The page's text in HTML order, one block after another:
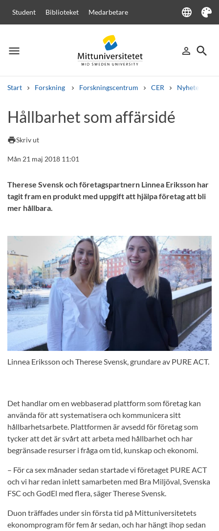
Student Biblioteket Medarbetare language
Language
Tema
menu
Meny person_outline
Logga in
search
Sök
Start Forskning Forskningscentrum CER Nyheter från
Andra söktjänster
Kurser och program
Hållbarhet som affärsidé
printSkriv ut
Mån 21 maj 2018 11:01
Therese Svensk och företagspartnern Linnea Eriksson har
tagit fram en produkt med uppgift att hjälpa företag att bli
mer hållbara.
Linnea Eriksson och Therese Svensk, grundare av PURE ACT.
Det handlar om en webbaserad plattform som företag kan
använda för att systematisera och kommunicera sitt
hållbarhetsarbete. Plattformen är avsedd för företag som
tycker att det är svårt att arbeta med hållbarhet och har
begränsade resurser i fråga om tid, kunskap och ekonomi.
– För ca sex månader sedan startade vi företaget PURE ACT
och vi har redan inlett samarbeten med Bra Miljöval, Svenska
FSC och GodEl med flera, säger Therese Svensk.
Duon träffades under sin första tid på Mittuniversitetets
ekonomprogram för fem år sedan, och har hängt ihop sedan